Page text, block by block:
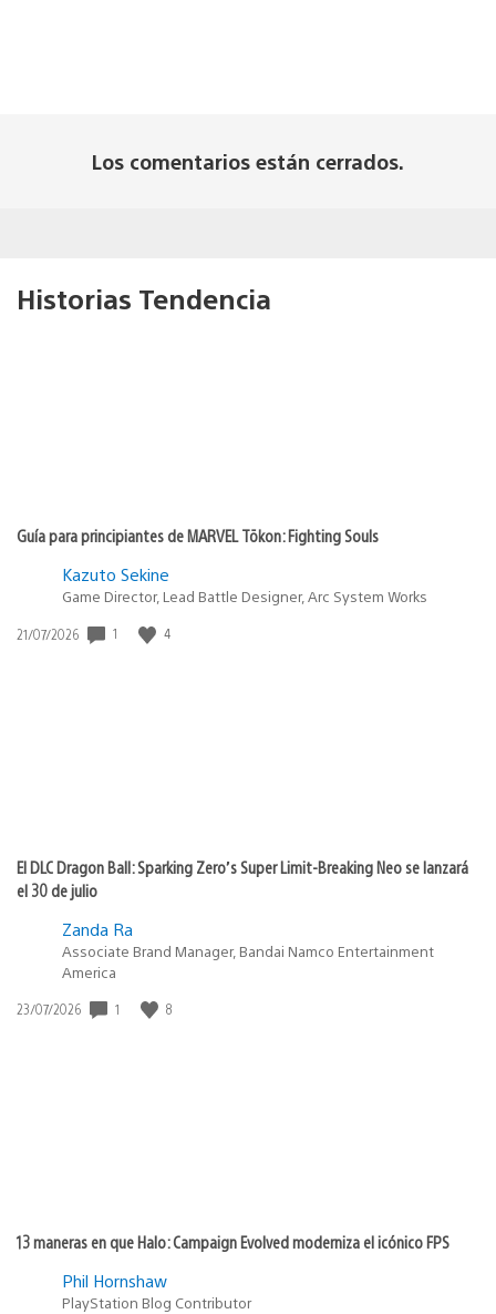
Los comentarios están cerrados.
Historias Tendencia
Guía para principiantes de MARVEL Tōkon: Fighting Souls
Kazuto Sekine
Game Director, Lead Battle Designer, Arc System Works
Fecha
21/07/2026 1 4
El DLC Dragon Ball: Sparking Zero’s Super Limit-Breaking Neo se lanzará
el 30 de julio
Zanda Ra
Associate Brand Manager, Bandai Namco Entertainment
America
Fecha
23/07/2026 1 8
13 maneras en que Halo: Campaign Evolved moderniza el icónico FPS
Phil Hornshaw
PlayStation Blog Contributor